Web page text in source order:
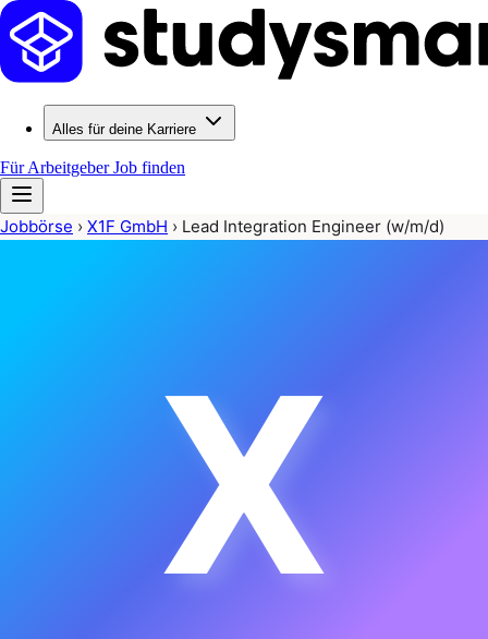
Alles für deine Karriere
Für ArbeitgeberJob finden
Jobbörse › X1F GmbH › Lead Integration Engineer (w/m/d)
X